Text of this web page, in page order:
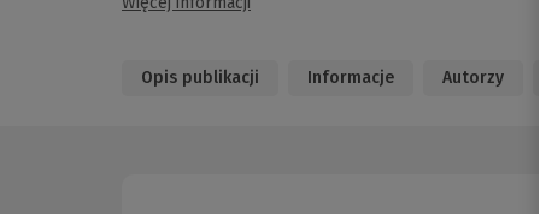
Opis publikacji Informacje Autorzy